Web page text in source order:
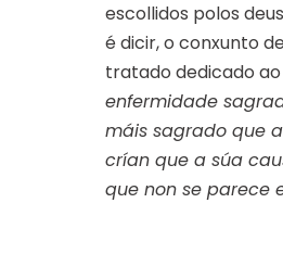
escollidos polos
é dicir, o conxunto
tratado dedicado
enfermidade
máis sagrado que
crían que a súa
que non se parece